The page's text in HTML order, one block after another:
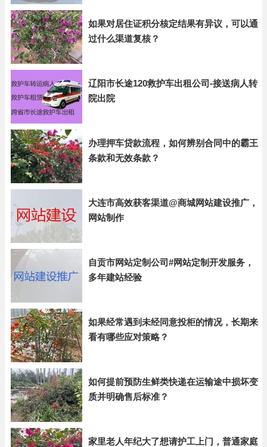
如果对居住证积分核定结果有异议，可以通
过什么渠道复核？
辽阳市长途120救护车出租公司-接送病人转
院出院
办理押车贷款流程，如何辨别合同中的霸王
条款和无效条款？
大连市高效获客渠道@商城网站建设推广，
网站制作
自贡市网站定制公司#网站定制开发服务，
多年建站经验
如果经常遇到未经同意投柜的情况，长期来
看有哪些应对策略？
如何提前预防生鲜类快递在运输途中损坏变
质并明确售后标准？
家里老人年纪大了想请护工上门，普通家庭